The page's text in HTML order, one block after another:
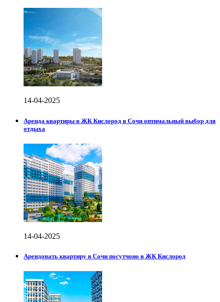
14-04-2025
Аренда квартиры в ЖК Кислород в Сочи оптимальный выбор для
отдыха
14-04-2025
Арендовать квартиру в Сочи посутчоно в ЖК Кислород